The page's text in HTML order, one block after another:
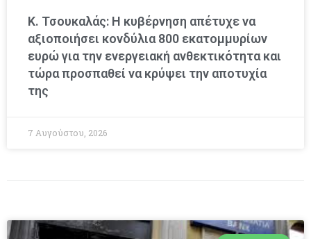
Κ. Τσουκαλάς: Η κυβέρνηση απέτυχε να
αξιοποιήσει κονδύλια 800 εκατομμυρίων
ευρώ για την ενεργειακή ανθεκτικότητα και
τώρα προσπαθεί να κρύψει την αποτυχία
της
7 Αυγούστου, 2026